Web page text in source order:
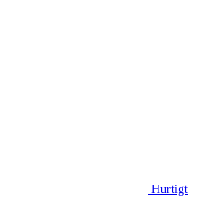
Hurtigt